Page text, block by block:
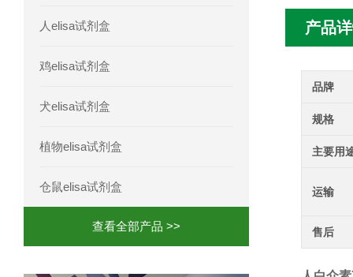
人elisa试剂盒
鸡elisa试剂盒
犬elisa试剂盒
植物elisa试剂盒
仓鼠elisa试剂盒
查看全部产品 >>
产品
品牌
规格
主要用
运输
售后